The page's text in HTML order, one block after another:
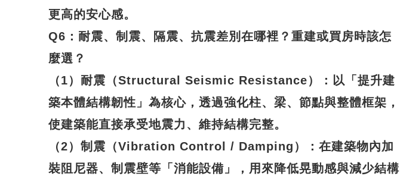
更高的安心感。
Q6 ：耐震、制震、隔震、抗震差別在哪裡？重建或買房時該怎
麼選？
（1）耐震（Structural Seismic Resistance）：以「提升建
築本體結構韌性」為核心，透過強化柱、梁、節點與整體框架，
使建築能直接承受地震力、維持結構完整。
（2）制震（Vibration Control / Damping）：在建築物內加
裝阻尼器、制震壁等「消能設備」，用來降低晃動感與減少結構